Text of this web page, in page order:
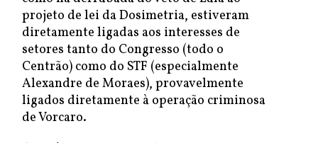
projeto de lei da Dosimetria, estiveram
diretamente ligadas aos interesses de
setores tanto do Congresso (todo o
Centrão) como do STF (especialmente
Alexandre de Moraes), provavelmente
ligados diretamente à operação criminosa
de Vorcaro.